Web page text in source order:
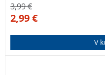
3,99€
2,99€
V